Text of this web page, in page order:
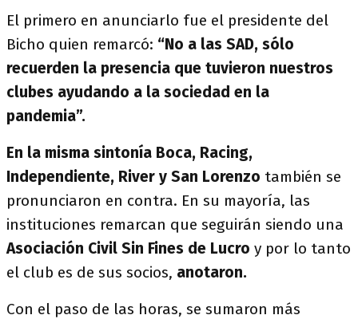
El primero en anunciarlo fue el presidente del
Bicho quien remarcó: “No a las SAD, sólo
recuerden la presencia que tuvieron nuestros
clubes ayudando a la sociedad en la
pandemia”.
En la misma sintonía Boca, Racing,
Independiente, River y San Lorenzo también se
pronunciaron en contra. En su mayoría, las
instituciones remarcan que seguirán siendo una
Asociación Civil Sin Fines de Lucro y por lo tanto
el club es de sus socios, anotaron.
Con el paso de las horas, se sumaron más